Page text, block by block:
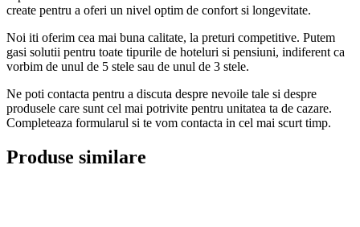
create pentru a oferi un nivel optim de confort si longevitate.
Noi iti oferim cea mai buna calitate, la preturi competitive. Putem
gasi solutii pentru toate tipurile de hoteluri si pensiuni, indiferent ca
vorbim de unul de 5 stele sau de unul de 3 stele.
Ne poti contacta pentru a discuta despre nevoile tale si despre
produsele care sunt cel mai potrivite pentru unitatea ta de cazare.
Completeaza formularul si te vom contacta in cel mai scurt timp.
Produse similare